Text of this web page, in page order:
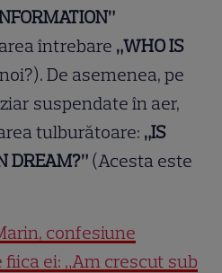
întrebare „WHO IS
De asemenea, pe
suspendate în aer,
tulburătoare: „IS
DREAM?” (Acesta este
confesiune
ei: „Am crescut sub